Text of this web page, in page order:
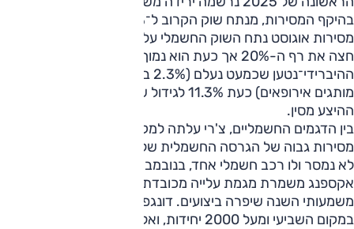
חצה את רף ה-20% אך כעת הוא נמוך במעט ממנו. הרכב
ההיצע מסין.
בין הדגמים החשמליים, צ'רי עלתה למקום השני בזכות נתון
לא נמסר ולו רכב חשמלי אחד, בנובמבר נמסרו רק שלוש יחידות.
משמעותי השנה שיפרה ביצועים. דונגפנג מטפסת מעלה – כעת
במקום השביעי ומעל 2000 יחידות, ואליה מצטרפת מקסוס.